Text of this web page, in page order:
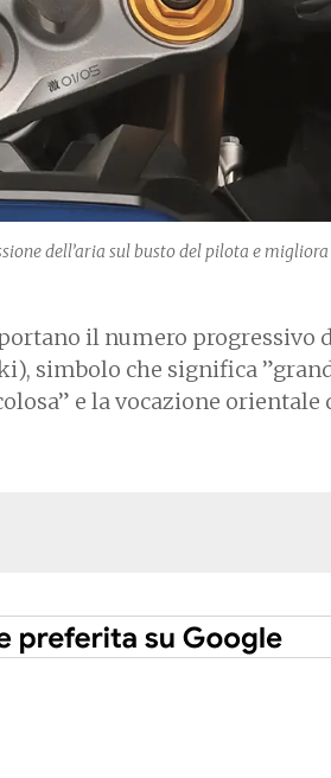
dell’aria sul busto del pilota e
il numero progressivo
simbolo che significa
e la vocazione orientale